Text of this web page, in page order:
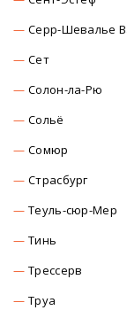
Серр-Шевалье
Сет
Солон-ла-Рю
Сольё
Сомюр
Страсбург
Теуль-сюр-Мер
Тинь
Трессерв
Труа